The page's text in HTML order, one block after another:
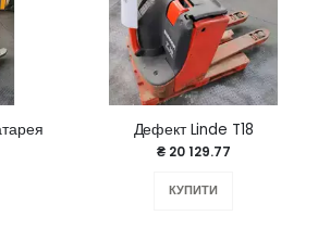
Дефект Linde T18
₴ 20 129.77
КУПИТИ